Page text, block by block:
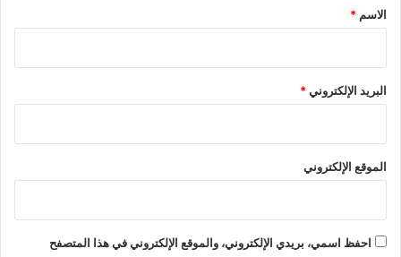
*
الاسم *
البريد الإلكتروني*
الموقع الإلكتروني
احفظ اسمي، بريدي الإلكتروني، والموقع الإلكتروني في هذا المتصفح